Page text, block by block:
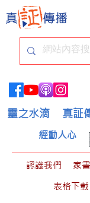
靈之水滴 真証
經動人心
認識我們 家
表格下載